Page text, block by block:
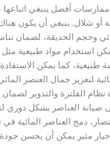
أفضل ينبغي اتباعها
أو شلال. ينبغي أن يكون
وحجم الحديقة، لضمان
استخدام مواد طبيعية
طبيعية، كما يمكن
لتعزيز جمال العنصر
نظام الفلترة والتدوير لضمان
صيانة العناصر بشكل دوري
دمج العناصر المائية
مثير يمكن أن يحسن جودة